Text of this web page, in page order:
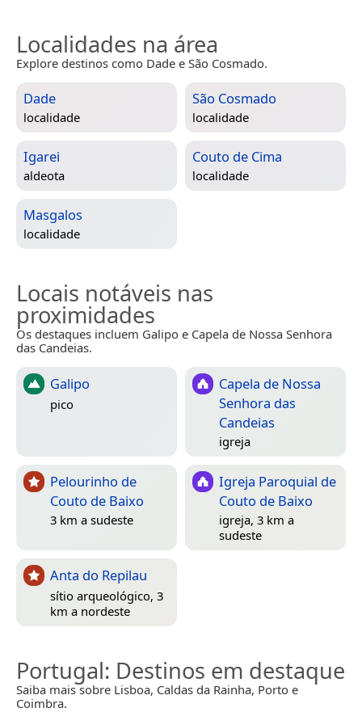
Localidades na área
Explore destinos como Dade e São Cosmado.
Dade
localidade
São Cosmado
localidade
Igarei
aldeota
Couto de Cima
localidade
Masgalos
localidade
Locais notáveis nas
proximidades
Os destaques incluem Galipo e Capela de Nossa Senhora
das Candeias.
Galipo
pico
Capela de Nossa
Senhora das
Candeias
igreja
Pelourinho de
Couto de Baixo
3 km a sudeste
Igreja Paroquial de
Couto de Baixo
igreja, 3 km a
sudeste
Anta do Repilau
sítio arqueológico, 3
km a nordeste
Portugal: Destinos em destaque
Saiba mais sobre Lisboa, Caldas da Rainha, Porto e
Coimbra.